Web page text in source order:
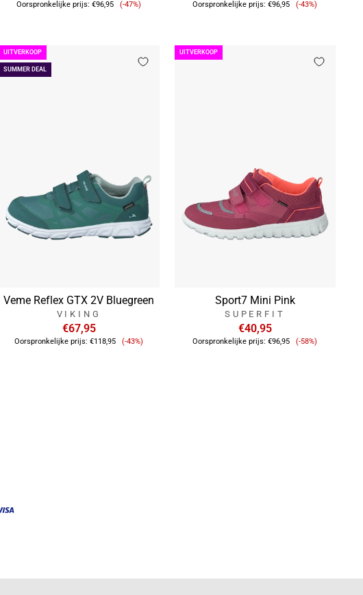
Oorspronkelijke prijs:€96,95 (-47%) Oorspronkelijke prijs:€96,95 (-43%)
SUMMER DEAL
UITVERKOOP
Veme Reflex GTX 2V Bluegreen
VIKING
€67,95
Oorspronkelijke prijs:€118,95 Verkoopprijs
(-43%)
UITVERKOOP
Sport7 Mini Pink
SUPERFIT
€40,95
Oorspronkelijke prijs:€96,95 Verkoopprijs
(-58%)